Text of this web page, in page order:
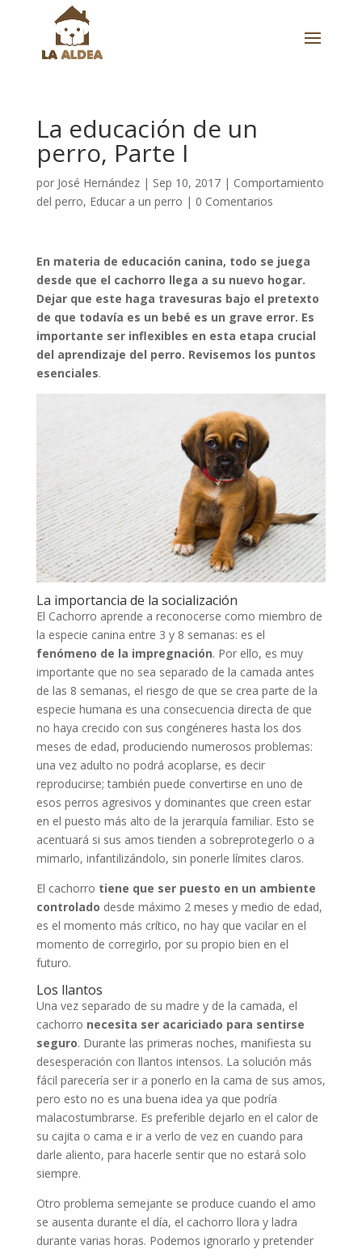
La educación de un
perro, Parte I
por José Hernández| Sep 10, 2017| Comportamiento
del perro, Educar a un perro | 0 Comentarios
En materia de educación canina, todo se juega
desde que el cachorro llega a su nuevo hogar.
Dejar que este haga travesuras bajo el pretexto
de que todavía es un bebé es un grave error. Es
importante ser inflexibles en esta etapa crucial
del aprendizaje del perro. Revisemos los puntos
esenciales.
La importancia de la socialización
El Cachorro aprende a reconocerse como miembro de
la especie canina entre 3 y 8 semanas: es el
fenómeno de la impregnación. Por ello, es muy
importante que no sea separado de la camada antes
de las 8 semanas, el riesgo de que se crea parte de la
especie humana es una consecuencia directa de que
no haya crecido con sus congéneres hasta los dos
meses de edad, produciendo numerosos problemas:
una vez adulto no podrá acoplarse, es decir
reproducirse; también puede convertirse en uno de
esos perros agresivos y dominantes que creen estar
en el puesto más alto de la jerarquía familiar. Esto se
acentuará si sus amos tienden a sobreprotegerlo o a
mimarlo, infantilizándolo, sin ponerle límites claros.
El cachorro tiene que ser puesto en un ambiente
controlado desde máximo 2 meses y medio de edad,
es el momento más crítico, no hay que vacilar en el
momento de corregirlo, por su propio bien en el
futuro.
Los llantos
Una vez separado de su madre y de la camada, el
cachorro necesita ser acariciado para sentirse
seguro. Durante las primeras noches, manifiesta su
desesperación con llantos intensos. La solución más
fácil parecería ser ir a ponerlo en la cama de sus amos,
pero esto no es una buena idea ya que podría
malacostumbrarse. Es preferible dejarlo en el calor de
su cajita o cama e ir a verlo de vez en cuando para
darle aliento, para hacerle sentir que no estará solo
siempre.
Otro problema semejante se produce cuando el amo
se ausenta durante el día, el cachorro llora y ladra
durante varias horas. Podemos ignorarlo y pretender